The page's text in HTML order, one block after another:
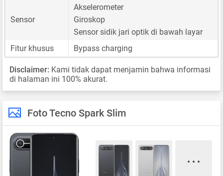
Sensor
Akselerometer
Giroskop
Sensor sidik jari optik di bawah layar
Fitur khusus
Bypass charging
Disclaimer: Kami tidak dapat menjamin bahwa informasi
di halaman ini 100% akurat.
Foto Tecno Spark Slim